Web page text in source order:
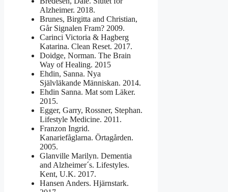
Alzheimer. 2018.
Brunes, Birgitta and Christian,
Går Signalen Fram? 2009.
Carinci Victoria & Hagberg
Katarina. Clean Reset. 2017.
Doidge, Norman. The Brain
Way of Healing. 2015
Ehdin, Sanna. Nya
Självläkande Människan. 2014.
Ehdin Sanna. Mat som Läker.
2015.
Egger, Garry, Rossner, Stephan.
Lifestyle Medicine. 2011.
Franzon Ingrid.
Kanariefåglarna. Örtagården.
2005.
Glanville Marilyn. Dementia
and Alzheimer´s. Lifestyles.
Kent, U.K. 2017.
Hansen Anders. Hjärnstark.